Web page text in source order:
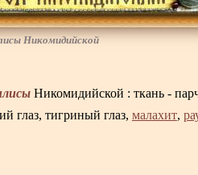
Никомидийской
Никомидийской : ткань -
глаз, тигриный глаз, малахит,